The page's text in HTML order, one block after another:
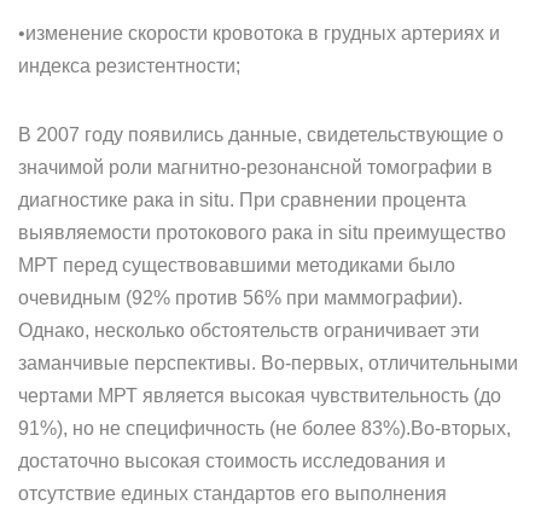
•изменение скорости кровотока в грудных артериях и
индекса резистентности;
В 2007 году появились данные, свидетельствующие о
значимой роли магнитно-резонансной томографии в
диагностике рака in situ. При сравнении процента
выявляемости протокового рака in situ преимущество
МРТ перед существовавшими методиками было
очевидным (92% против 56% при маммографии).
Однако, несколько обстоятельств ограничивает эти
заманчивые перспективы. Во-первых, отличительными
чертами МРТ является высокая чувствительность (до
91%), но не специфичность (не более 83%).Во-вторых,
достаточно высокая стоимость исследования и
отсутствие единых стандартов его выполнения